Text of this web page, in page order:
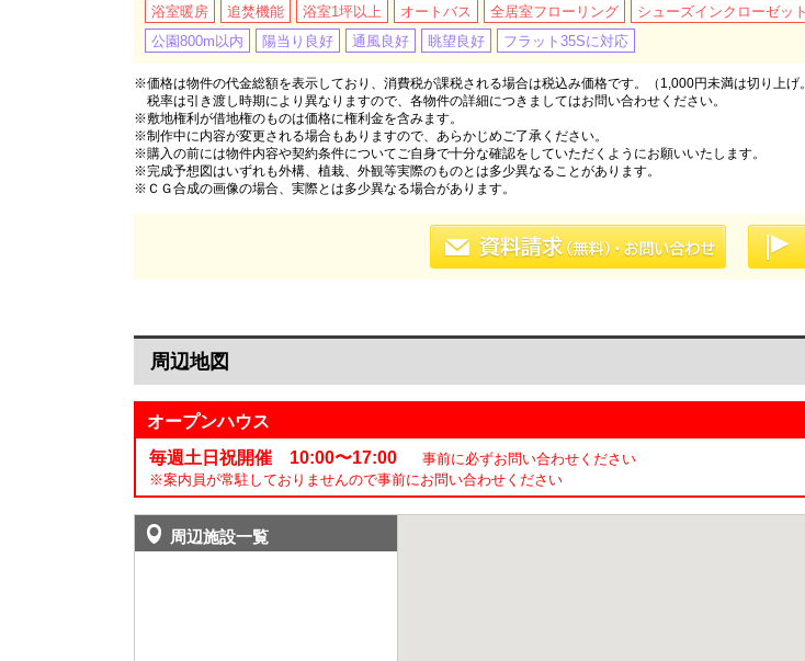
浴室暖房
追焚機能 浴室1坪以上 オートバス 全居室フローリング シューズインクローゼット
公園800m以内
陽当り良好 通風良好 眺望良好 フラット35Sに対応
※価格は物件の代金総額を表示しており、消費税が課税される場合は税込み価格です。（1,000円未満は切り上げ
税率は引き渡し時期により異なりますので、各物件の詳細につきましてはお問い合わせください。
※敷地権利が借地権のものは価格に権利金を含みます。
※制作中に内容が変更される場合もありますので、あらかじめご了承ください。
※購入の前には物件内容や契約条件についてご自身で十分な確認をしていただくようにお願いいたします。
※完成予想図はいずれも外構、植栽、外観等実際のものとは多少異なることがあります。
※ＣＧ合成の画像の場合、実際とは多少異なる場合があります。
周辺地図
オープンハウス
毎週土日祝開催 10:00〜17:00
事前に必ずお問い合わせください
※案内員が常駐しておりませんので事前にお問い合わせください
周辺施設一覧